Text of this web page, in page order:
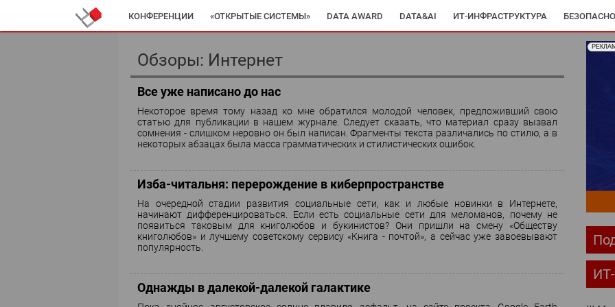
КОНФЕРЕНЦИИ «ОТКРЫТЫЕ СИСТЕМЫ» DATA AWARD DATA&AI ИТ-ИНФРАСТРУКТУРА
ПАРТНЕРСКИЕ
Обзоры: Интернет
Все уже написано до нас
Некоторое время тому назад ко мне обратился молодой человек, предложивший свою
статью для публикации в нашем журнале. Следует сказать, что материал сразу вызвал
сомнения - слишком неровно он был написан. Фрагменты текста различались по стилю, а в
некоторых абзацах была масса грамматических и стилистических ошибок.
Изба-читальня: перерождение в киберпространстве
На очередной стадии развития социальные сети, как и любые новинки в Интернете,
начинают дифференцироваться. Если есть социальные сети для меломанов, почему не
появиться таковым для книголюбов и букинистов? Они пришли на смену «Обществу
книголюбов» и лучшему советскому сервису «Книга - почтой», а сейчас уже завоевывают
популярность.
Однажды в далекой-далекой галактике